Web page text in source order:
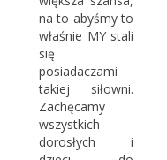
na to abyśmy to
właśnie MY stali
się
posiadaczami
takiej siłowni.
Zachęcamy
wszystkich
dorosłych i